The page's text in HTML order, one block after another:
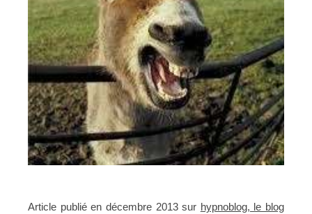
Article publié en décembre 2013 sur hypnoblog, le blog